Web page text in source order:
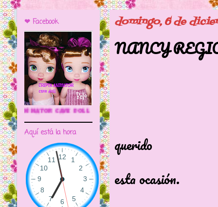
domingo, 6 de
NANCY
querido
vestirse
esta ocasión.
❤ Facebook
🌼CRIPTA ANIMATOR CAVE DOLL
Aquí está la hora